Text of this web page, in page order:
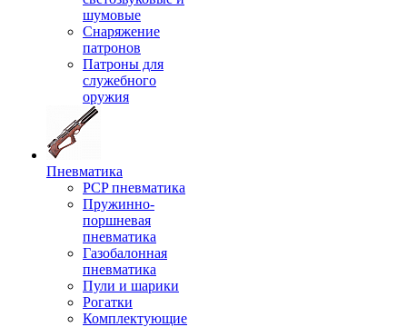
шумовые
Снаряжение
патронов
Патроны для
служебного
оружия
Пневматика
PCP пневматика
Пружинно-
поршневая
пневматика
Газобалонная
пневматика
Пули и шарики
Рогатки
Комплектующие